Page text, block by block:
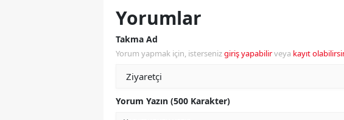
Yorumlar
Takma Ad
Yorum yapmak için, istersenizgiriş yapabilirveya kayıt
Yorum Yazın (500 Karakter)